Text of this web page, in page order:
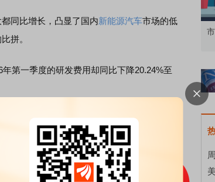
同比增长，凸显了国内新能源汽车市场的低
拼。
年第一季度的研发费用却同比下降20.24%至